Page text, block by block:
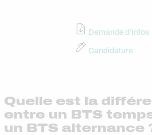
Demande d’infos
Candidature
Quelle est la
entre un BTS
un BTS alternance